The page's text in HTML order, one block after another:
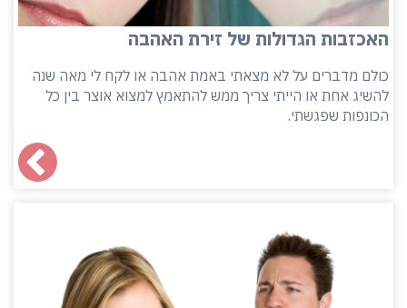
האכזבות הגדולות של זירת האהבה
כולם מדברים על לא מצאתי באמת אהבה או לקח לי מאה שנה
להשיג אחת או הייתי צריך ממש להתאמץ למצוא אוצר בין כל
הכונפות שפגשתי.